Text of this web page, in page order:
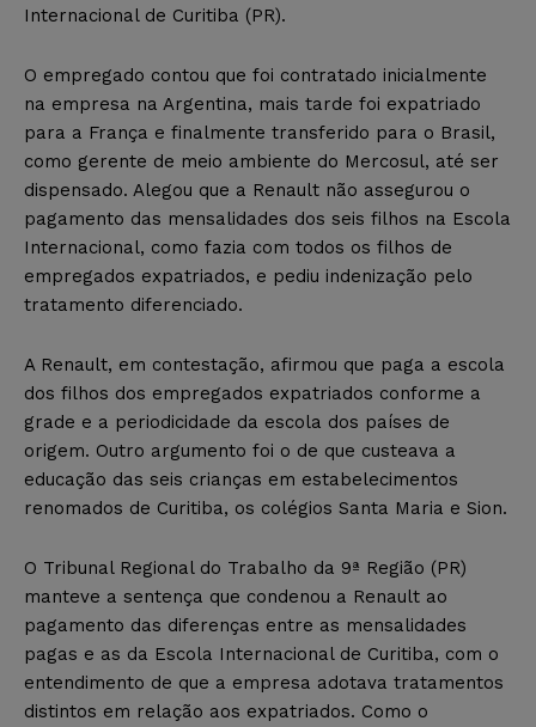
Internacional de Curitiba (PR).
O empregado contou que foi contratado inicialmente
na empresa na Argentina, mais tarde foi expatriado
para a França e finalmente transferido para o Brasil,
como gerente de meio ambiente do Mercosul, até ser
dispensado. Alegou que a Renault não assegurou o
pagamento das mensalidades dos seis filhos na Escola
Internacional, como fazia com todos os filhos de
empregados expatriados, e pediu indenização pelo
tratamento diferenciado.
A Renault, em contestação, afirmou que paga a escola
dos filhos dos empregados expatriados conforme a
grade e a periodicidade da escola dos países de
origem. Outro argumento foi o de que custeava a
educação das seis crianças em estabelecimentos
renomados de Curitiba, os colégios Santa Maria e Sion.
O Tribunal Regional do Trabalho da 9ª Região (PR)
manteve a sentença que condenou a Renault ao
pagamento das diferenças entre as mensalidades
pagas e as da Escola Internacional de Curitiba, com o
entendimento de que a empresa adotava tratamentos
distintos em relação aos expatriados. Como o